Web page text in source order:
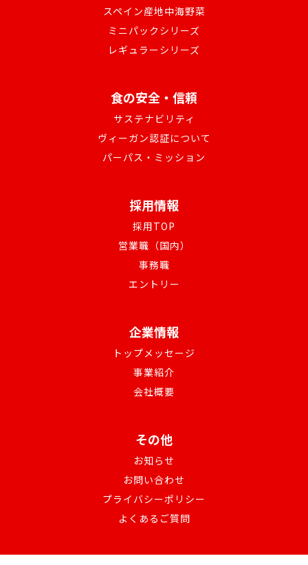
スペイン産地中海野菜
ミニパックシリーズ
レギュラーシリーズ
食の安全・信頼
サステナビリティ
ヴィーガン認証について
パーパス・ミッション
採用情報
採用TOP
営業職（国内）
事務職
エントリー
企業情報
トップメッセージ
事業紹介
会社概要
その他
お知らせ
お問い合わせ
プライバシーポリシー
よくあるご質問